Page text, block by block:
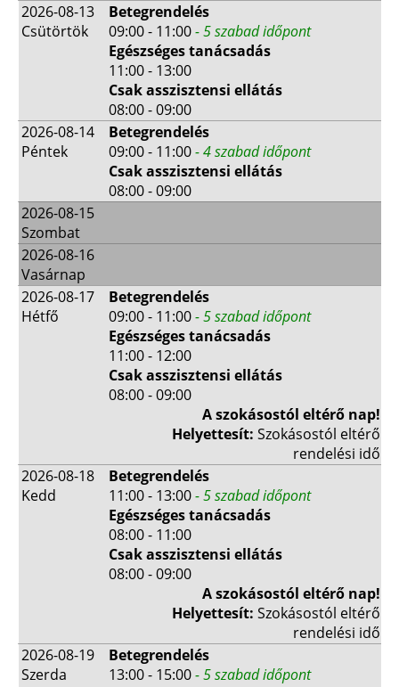
2026-08-13
Csütörtök
Betegrendelés
09:00 - 11:00- 5 szabad időpont
Egészséges tanácsadás
11:00 - 13:00
Csak asszisztensi ellátás
08:00 - 09:00
2026-08-14
Péntek
Betegrendelés
09:00 - 11:00- 4 szabad időpont
Csak asszisztensi ellátás
08:00 - 09:00
2026-08-15
Szombat
2026-08-16
Vasárnap
2026-08-17
Hétfő
Betegrendelés
09:00 - 11:00- 5 szabad időpont
Egészséges tanácsadás
11:00 - 12:00
Csak asszisztensi ellátás
08:00 - 09:00
A szokásostól eltérő nap!
Helyettesít: Szokásostól eltérő
rendelési idő
2026-08-18
Kedd
Betegrendelés
11:00 - 13:00- 5 szabad időpont
Egészséges tanácsadás
08:00 - 11:00
Csak asszisztensi ellátás
08:00 - 09:00
A szokásostól eltérő nap!
Helyettesít: Szokásostól eltérő
rendelési idő
2026-08-19
Szerda
Betegrendelés
13:00 - 15:00- 5 szabad időpont